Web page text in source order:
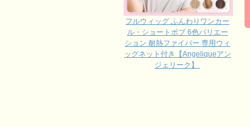
フルウィッグ ふんわりワンカー
ル・ショートボブ 6色バリエー
ション 耐熱ファイバー 専用ウィ
ッグネット付き【Angeliqueアン
ジェリーク】